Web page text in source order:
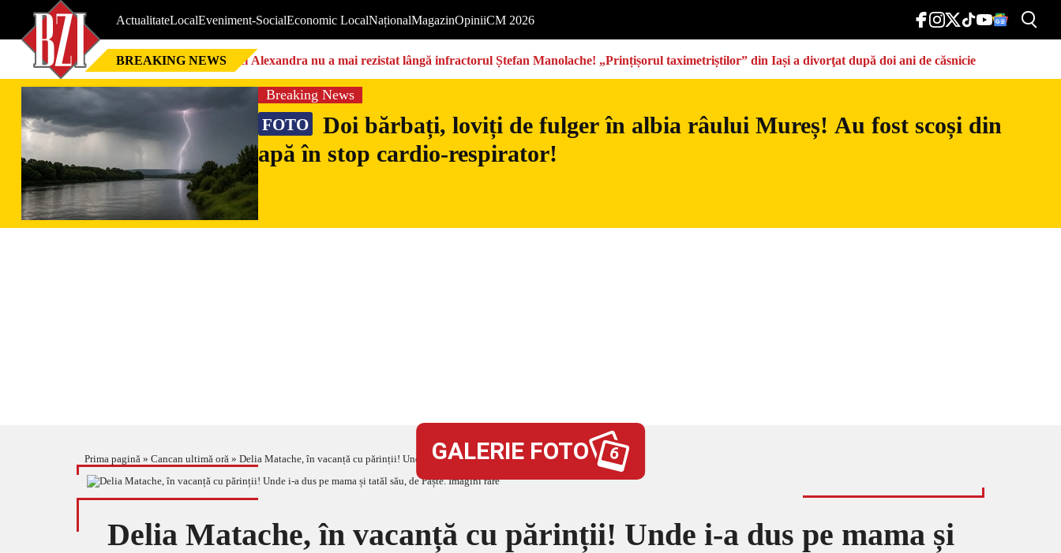
ActualitateLocalEveniment-SocialEconomic LocalNaționalMagazinOpiniiCM 2026
BREAKING NEWS Nici Alexandra nu a mai rezistat lângă infractorul Ștefan Manolache! „Prințișorul taximetriștilor” din Iași a divorţat după doi ani de căsnicie
Breaking News
FOTO
Doi bărbați, loviți de fulger în albia râului Mureș! Au fost scoși din
apă în stop cardio-respirator!
Prima pagină » Cancan ultimă oră » Delia Matache, în vacanță cu părinții! Unde i-a dus pe mama și tatăl său, de Paște. Imagini rare
GALERIE FOTO 6
Delia Matache, în vacanță cu părinții! Unde i-a dus pe mama și